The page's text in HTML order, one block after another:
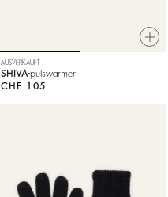
AUSVERKAUFT
SHIVA pulswärmer
CHF 105